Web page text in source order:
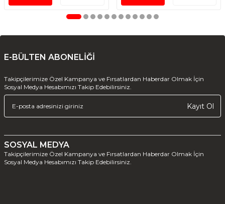
E-BÜLTEN ABONELİĞİ
Takipçilerimize Özel Kampanya ve Fırsatlardan Haberdar Olmak İçin
Sosyal Medya Hesabımızı Takip Edebilirsiniz.
Kayıt Ol
SOSYAL MEDYA
Takipçilerimize Özel Kampanya ve Fırsatlardan Haberdar Olmak İçin
Sosyal Medya Hesabımızı Takip Edebilirsiniz.